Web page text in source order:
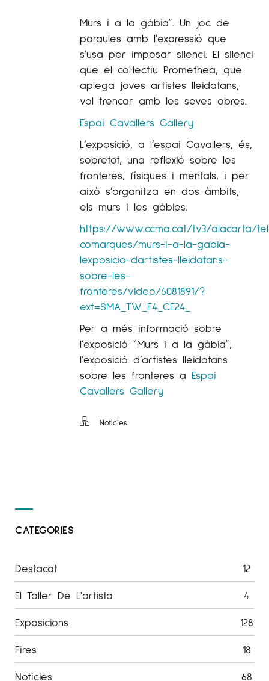
Murs i a la gàbia”. Un joc de
paraules amb l’expressió que
s’usa per imposar silenci. El silenci
que el col·lectiu Promethea, que
aplega joves artistes lleidatans,
vol trencar amb les seves obres.
Espai Cavallers Gallery
L’exposició, a l’espai Cavallers, és,
sobretot, una reflexió sobre les
fronteres, físiques i mentals, i per
això s’organitza en dos àmbits,
els murs i les gàbies.
https://www.ccma.cat/tv3/alacarta/
comarques/murs-i-a-la-gabia-
lexposicio-dartistes-lleidatans-
sobre-les-
fronteres/video/6081891/?
ext=SMA_TW_F4_CE24_
Per a més informació sobre
l’exposició “Murs i a la gàbia”,
l’exposició d’artistes lleidatans
sobre les fronteres a Espai
Cavallers Gallery
Notícies
CATEGORIES
Destacat 12
El Taller De L'artista 4
Exposicions 128
Fires 18
Notícies 68